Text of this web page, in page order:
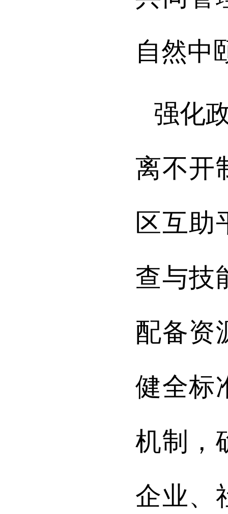
自然中
强化
离不开
区互助
查与技
配备资
健全标
机制，
企业、